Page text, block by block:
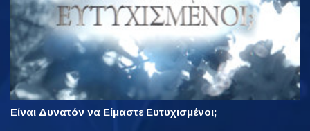
Είναι Δυνατόν να Είμαστε Ευτυχισμένοι;